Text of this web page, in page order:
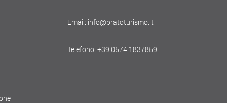
Email: info@pratoturismo.it
Telefono: +39 0574 1837859